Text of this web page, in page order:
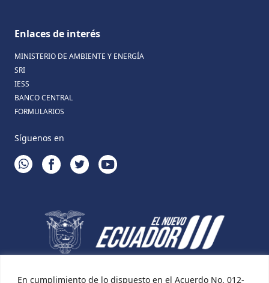
En cumplimiento de lo dispuesto en el Acuerdo No. 012-
Enlaces de interés
MINISTERIO DE AMBIENTE Y ENERGÍA
SRI
IESS
BANCO CENTRAL
FORMULARIOS
Síguenos en
WHATSAPPFACEBOOKTWITTERYOUTUBE